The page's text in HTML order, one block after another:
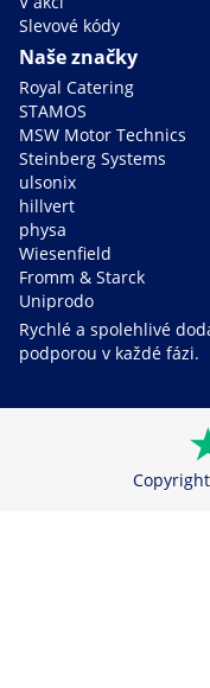
Slevové kódy
Naše značky
Royal Catering
STAMOS
MSW Motor Technics
Steinberg Systems
ulsonix
hillvert
physa
Wiesenfield
Fromm & Starck
Uniprodo
Rychlé a spolehlivé
podporou v každé fázi.